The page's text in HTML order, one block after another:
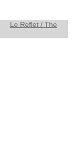
Le Reflet / The